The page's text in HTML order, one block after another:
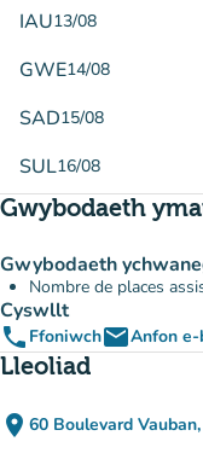
IAU13/08
GWE14/08
SAD15/08
SUL16/08
Gwybodaeth
Gwybodaeth
Nombre de places
Cyswllt
phone FfoniwchemailAnfon
Lleoliad
place 60 Boulevard